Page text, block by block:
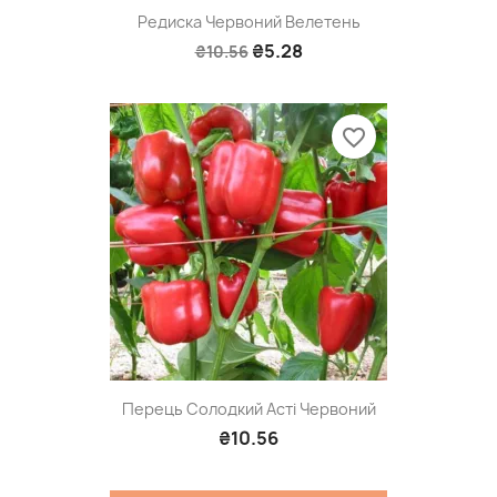
Редиска Червоний Велетень
₴10.56 ₴5.28
Перець Солодкий Асті Червоний
₴10.56
favorite_border